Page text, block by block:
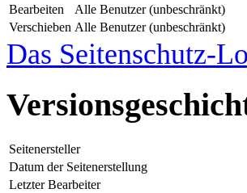
Bearbeiten
Alle Benutzer (unbeschränkt)
Verschieben Alle Benutzer (unbeschränkt)
Das Seitenschutz-
Seitenersteller
Datum der Seitenerstellung
Letzter Bearbeiter